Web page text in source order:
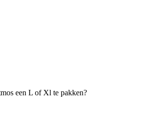
een L of Xl te pakken?